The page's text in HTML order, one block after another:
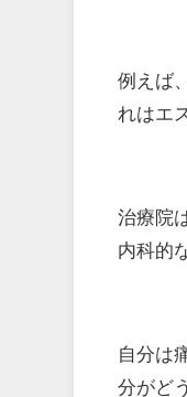
例えば
れはエ
治療院
内科的
自分は
分がど